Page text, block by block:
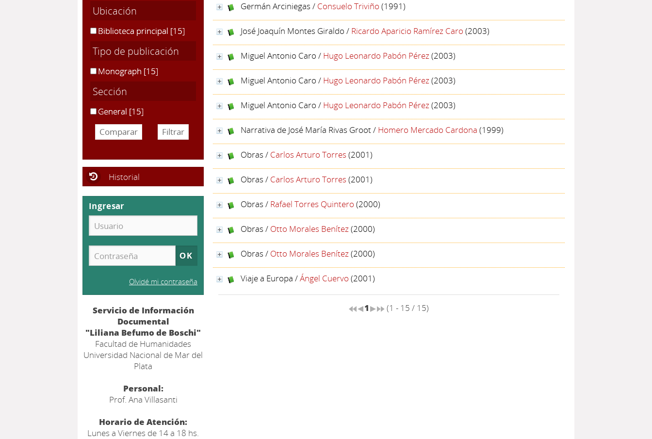
Germán Arciniegas / Consuelo Triviño (1991)
José Joaquín Montes Giraldo / Ricardo Aparicio Ramírez Caro (2003)
Miguel Antonio Caro / Hugo Leonardo Pabón Pérez(2003)
Miguel Antonio Caro / Hugo Leonardo Pabón Pérez(2003)
Miguel Antonio Caro / Hugo Leonardo Pabón Pérez(2003)
Narrativa de José María Rivas Groot/ Homero Mercado Cardona (1999)
Obras / Carlos Arturo Torres (2001)
Obras / Carlos Arturo Torres (2001)
Obras / Rafael Torres Quintero (2000)
Obras / Otto Morales Benítez(2000)
Obras / Otto Morales Benítez(2000)
Viaje a Europa /Ángel Cuervo (2001)
1 (1 - 15 / 15)
Ubicación
Biblioteca principal [15]
Tipo de publicación
Monograph [15]
Sección
General [15]
Historial
Ingresar
Olvidé mi contraseña
Servicio de Información
Documental
"Liliana Befumo de Boschi"
Facultad de Humanidades
Universidad Nacional de Mar del
Plata
Personal:
Prof. Ana Villasanti
Horario de Atención:
Lunes a Viernes de 14 a 18 hs.